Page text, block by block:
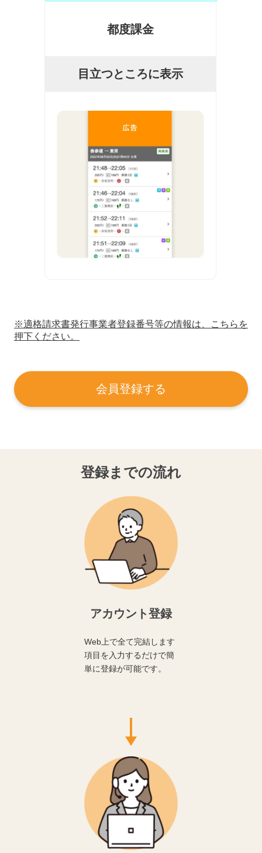
都度課金
目立つところに表示
※適格請求書発行事業者登録番号等の情報は、こちらを
押下ください。
会員登録する
登録までの流れ
アカウント登録
Web上で全て完結します
項目を入力するだけで簡
単に登録が可能です。